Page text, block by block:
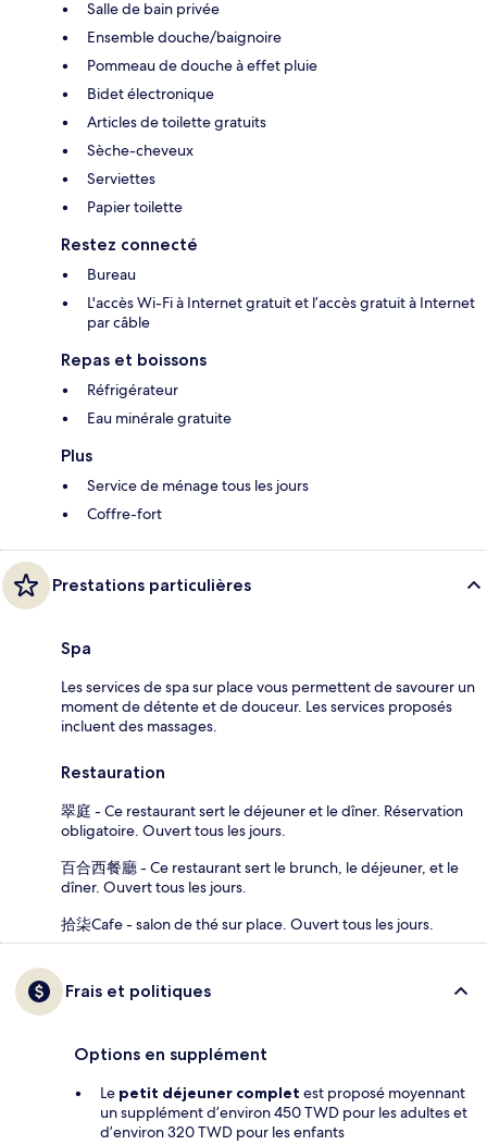
Salle de bain privée
Ensemble douche/baignoire
Pommeau de douche à effet pluie
Bidet électronique
Articles de toilette gratuits
Sèche-cheveux
Serviettes
Papier toilette
Restez connecté
Bureau
L'accès Wi-Fi à Internet gratuit et l’accès gratuit à Internet
par câble
Repas et boissons
Réfrigérateur
Eau minérale gratuite
Plus
Service de ménage tous les jours
Coffre-fort
Prestations particulières
Spa
Les services de spa sur place vous permettent de savourer un
moment de détente et de douceur. Les services proposés
incluent des massages.
Restauration
翠庭 - Ce restaurant sert le déjeuner et le dîner. Réservation
obligatoire. Ouvert tous les jours.
百合西餐廳 - Ce restaurant sert le brunch, le déjeuner, et le
dîner. Ouvert tous les jours.
拾柒Cafe - salon de thé sur place. Ouvert tous les jours.
Frais et politiques
Options en supplément
Le petit déjeuner complet est proposé moyennant
un supplément d’environ 450 TWD pour les adultes et
d’environ 320 TWD pour les enfants